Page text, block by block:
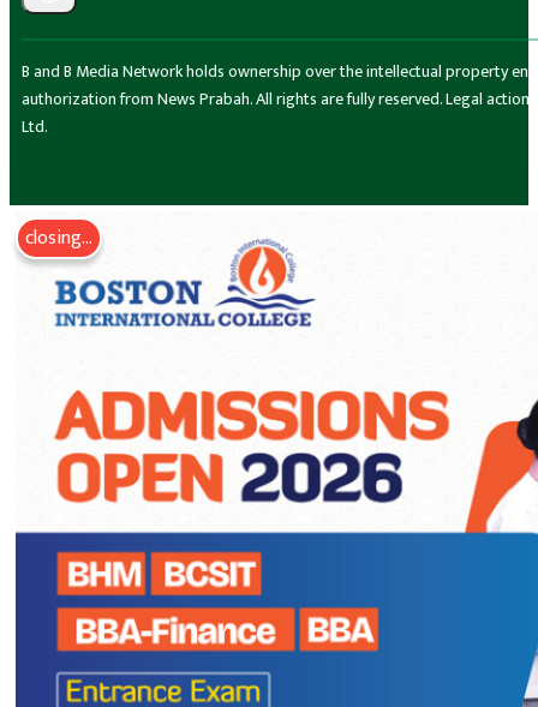
B and B Media Network holds ownership over the intellectual property
authorization from News Prabah. All rights are fully reserved. Legal
Ltd.
closing...